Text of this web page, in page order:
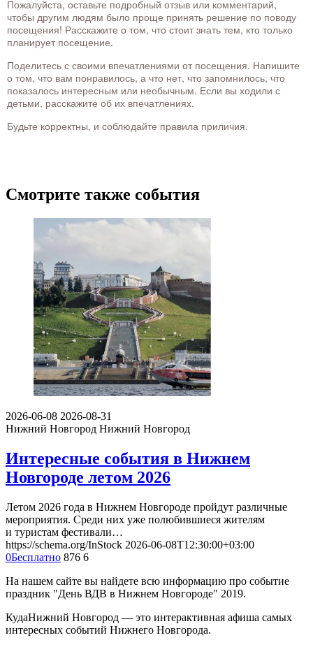
Пожалуйста, оставьте подробный отзыв или комментарий,
чтобы другим людям было проще принять решение по поводу
посещения! Расскажите о том, что стоит знать тем, кто только
планирует посещение.
Поделитесь с своими впечатлениями от посещения. Напишите
о том, что вам понравилось, а что нет, что запомнилось, что
показалось интересным или необычным. Если вы ходили с
детьми, расскажите об их впечатлениях.
Будьте корректны, и соблюдайте правила приличия.
Смотрите также события
2026-06-08 2026-08-31
Нижний Новгород Нижний Новгород
Интересные события в Нижнем
Новгороде летом 2026
Летом 2026 года в Нижнем Новгороде пройдут различные
мероприятия. Среди них уже полюбившиеся жителям
и туристам фестивали…
https://schema.org/InStock 2026-06-08T12:30:00+03:00
0Бесплатно 876 6
На нашем сайте вы найдете всю информацию про событие
праздник "День ВДВ в Нижнем Новгороде" 2019.
КудаНижний Новгород — это интерактивная афиша самых
интересных событий Нижнего Новгорода.